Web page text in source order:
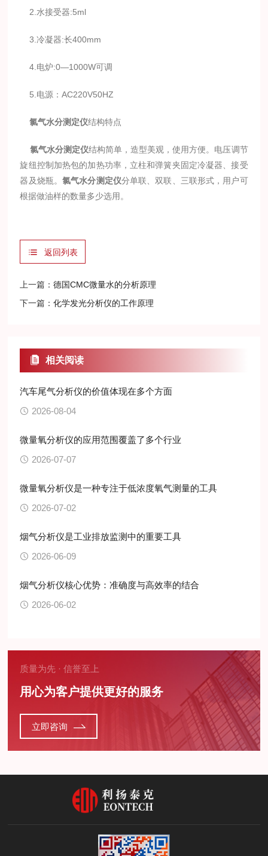
2.水接受器:5ml
3.冷凝器:长400mm
4.电炉:0—1000W可调
5.电源：AC220V50HZ
氯气水分测定仪结构特点
氯气水分测定仪结构简单，造型美观，使用方便。电压调节
旋纽控制加热包的加热功率，立柱和弹簧夹固定冷凝器、接受
器及烧瓶。氯气水分测定仪分单联、双联、三联形式，用户可
根据做油样的数量多少选用。
返回列表
上一篇：德国CMC微量水的分析原理
下一篇：化学发光分析仪的工作原理
相关阅读
汽车尾气分析仪的价值体现在多个方面
2026-08-04
微量氧分析仪的应用范围覆盖了多个行业
2026-07-07
微量氧分析仪是一种专注于低浓度氧气测量的工具
2026-07-02
烟气分析仪是工业排放监测中的重要工具
2026-06-09
烟气分析仪核心优势：准确度与高效率的结合
2026-06-02
质量为先 · 信誉至上
用心为客户提供更好的服务
立即咨询